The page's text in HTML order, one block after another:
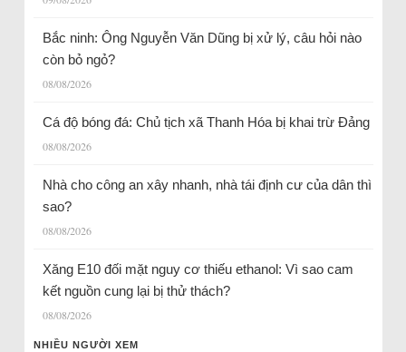
Bắc ninh: Ông Nguyễn Văn Dũng bị xử lý, câu hỏi nào
còn bỏ ngỏ?
08/08/2026
Cá độ bóng đá: Chủ tịch xã Thanh Hóa bị khai trừ Đảng
08/08/2026
Nhà cho công an xây nhanh, nhà tái định cư của dân thì
sao?
08/08/2026
Xăng E10 đối mặt nguy cơ thiếu ethanol: Vì sao cam
kết nguồn cung lại bị thử thách?
08/08/2026
NHIỀU NGƯỜI XEM